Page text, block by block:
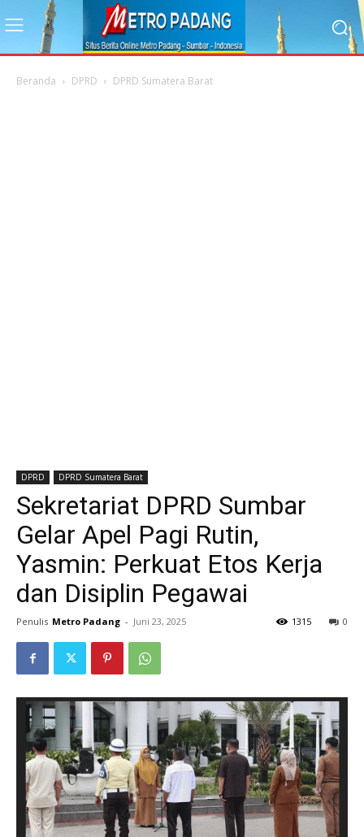
Beranda DPRD DPRD Sumatera Barat
DPRD DPRD Sumatera Barat
Sekretariat DPRD Sumbar
Gelar Apel Pagi Rutin,
Yasmin: Perkuat Etos Kerja
dan Disiplin Pegawai
Penulis Metro Padang - Juni 23, 2025 0
1315